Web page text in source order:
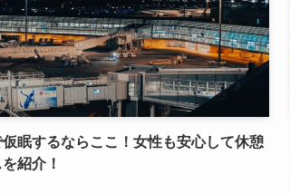
眠するならここ！女性も安心して休憩
紹介！